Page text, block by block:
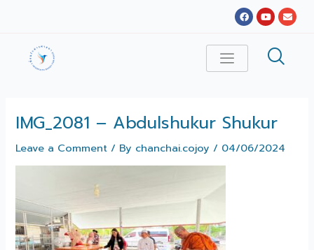
Facebook
Youtube
IMG_2081 – Abdulshukur Shukur
Leave a Comment / By chanchai.cojoy/ 04/06/2024